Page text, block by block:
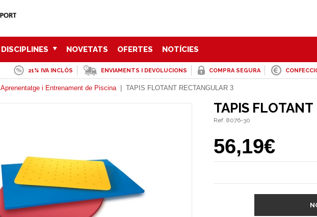
DISCIPLINES NOVETATS OFERTES NOTÍCIES
21% IVA INCLÒS ENVIAMENTS I DEVOLUCIONS COMPRA SEGURA
Aprenentatge i Entrenament de Piscina| TAPIS FLOTANT RECTANGULAR 3
TAPIS
Ref. 8076-30
56,19€